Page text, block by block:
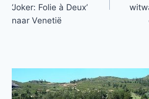
‘Joker: Folie à Deux’
naar Venetië